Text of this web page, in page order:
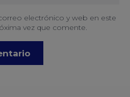
electrónico y web en este
vez que comente.